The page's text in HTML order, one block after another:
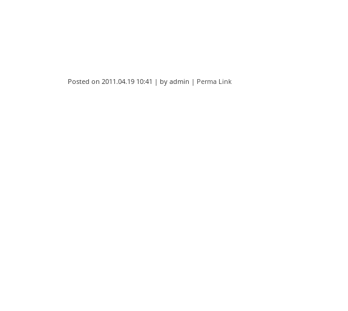
Posted on 2011.04.19 10:41 | by admin | Perma Link